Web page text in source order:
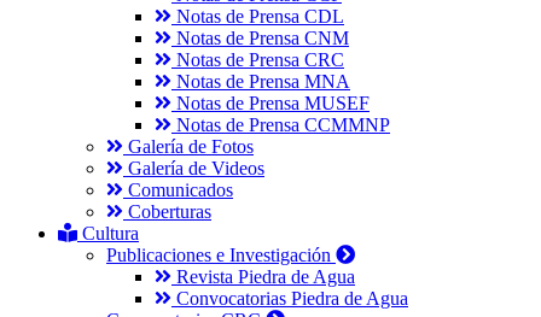
Notas de Prensa CDL
Notas de Prensa CNM
Notas de Prensa CRC
Notas de Prensa MNA
Notas de Prensa MUSEF
Notas de Prensa CCMMNP
Galería de Fotos
Galería de Videos
Comunicados
Coberturas
Cultura
Publicaciones e Investigación
Revista Piedra de Agua
Convocatorias Piedra de Agua